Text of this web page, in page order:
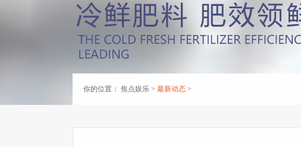
你的位置： 焦点娱乐 > 最新动态 >